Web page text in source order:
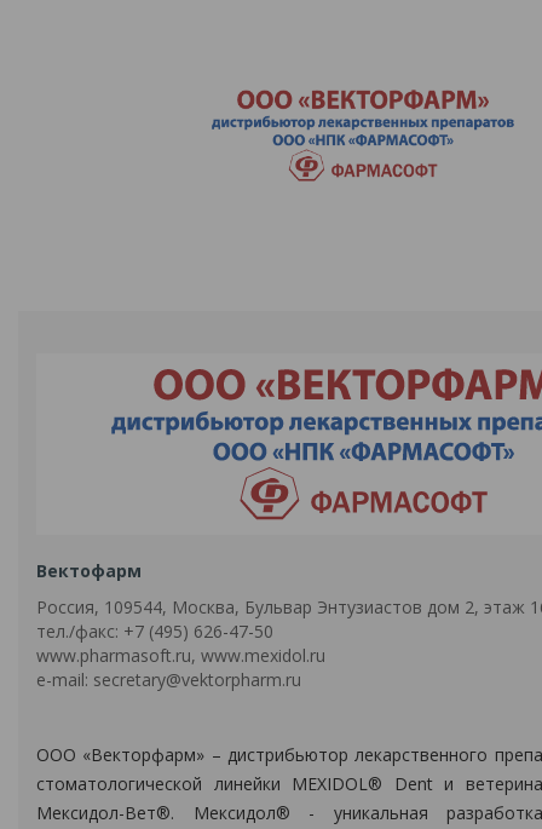
Вектофарм
Россия, 109544, Москва, Бульвар Энтузиастов дом 2, этаж
тел./факс: +7 (495) 626-47-50
www.pharmasoft.ru, www.mexidol.ru
e-mail: secretary@vektorpharm.ru
ООО «Векторфарм» – дистрибьютор лекарственного
стоматологической линейки MEXIDOL® Dent и
Мексидол-Вет®. Мексидол® - уникальная